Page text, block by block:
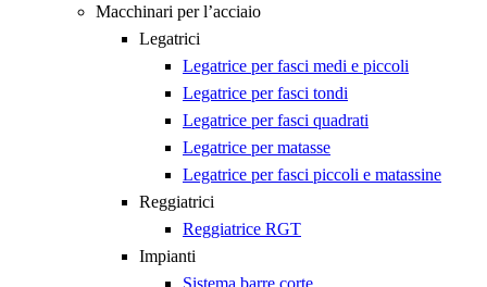
Macchinari per l’acciaio
Legatrici
Legatrice per fasci medi e piccoli
Legatrice per fasci tondi
Legatrice per fasci quadrati
Legatrice per matasse
Legatrice per fasci piccoli e matassine
Reggiatrici
Reggiatrice RGT
Impianti